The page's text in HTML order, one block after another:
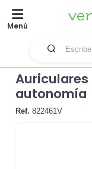
Menú
autonomía
Ref. 822461V